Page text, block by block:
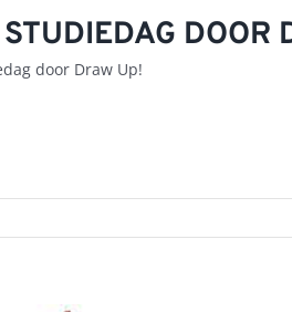
DOOR
door Draw Up!